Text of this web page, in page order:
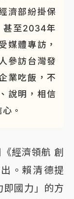
濟部紛掛保
甚至2034年
媒體專訪，
參訪台灣發
業吃飯，不
說明，相信
。
經濟領航 創
。賴清德提
國力」的方